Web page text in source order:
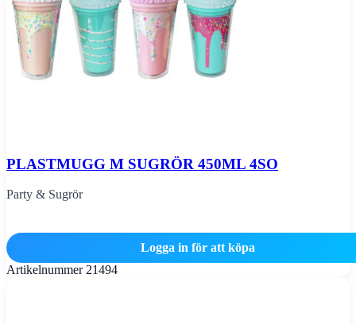
PLASTMUGG M SUGRÖR 450ML 4SO
Party & Sugrör
Logga in för att köpa
Artikelnummer 21494